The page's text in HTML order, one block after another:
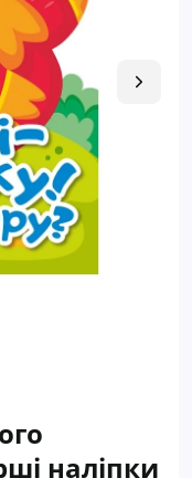
наліпки